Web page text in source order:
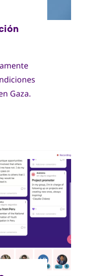
Gaza.